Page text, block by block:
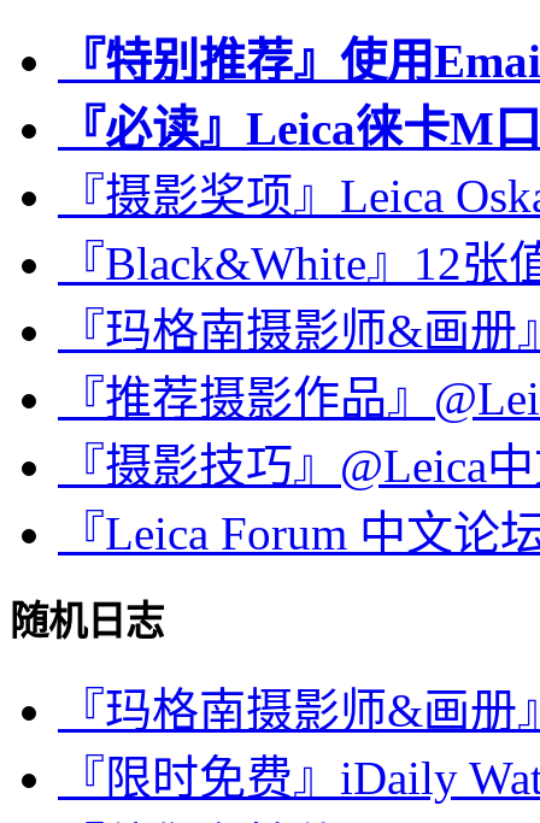
『特别推荐』使用
『必读』Leica徕卡M
『摄影奖项』Leica
『Black&White』12
『玛格南摄影师&画
『推荐摄影作品』
『摄影技巧』@Leica
『Leica Forum 中文论
随机日志
『玛格南摄影师&画册
『限时免费』iDaily